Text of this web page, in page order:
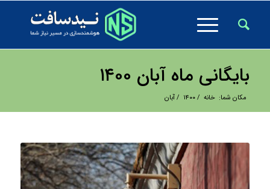
بایگانی ماه آبان ۱۴۰۰
مکان شما: خانه / ۱۴۰۰ / آبان